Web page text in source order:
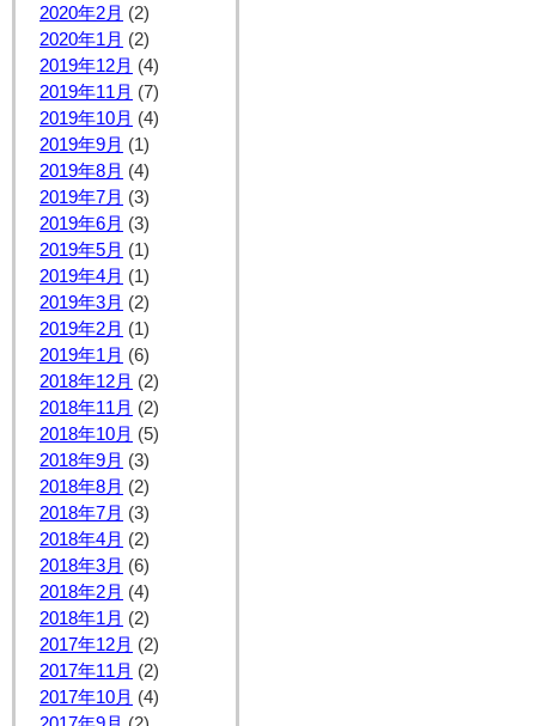
2020年2月 (2)
2020年1月 (2)
2019年12月 (4)
2019年11月 (7)
2019年10月 (4)
2019年9月 (1)
2019年8月 (4)
2019年7月 (3)
2019年6月 (3)
2019年5月 (1)
2019年4月 (1)
2019年3月 (2)
2019年2月 (1)
2019年1月 (6)
2018年12月 (2)
2018年11月 (2)
2018年10月 (5)
2018年9月 (3)
2018年8月 (2)
2018年7月 (3)
2018年4月 (2)
2018年3月 (6)
2018年2月 (4)
2018年1月 (2)
2017年12月 (2)
2017年11月 (2)
2017年10月 (4)